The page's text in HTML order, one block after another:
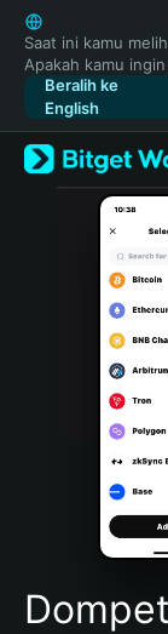
English
日本語
Tiếng Việt
Русский
Español
Türkçe
Italiano
Português
Bahasa Indonesia
Português (Brasil)
Español
Saat ini kamu
Apakah kamu
Beralih ke
English